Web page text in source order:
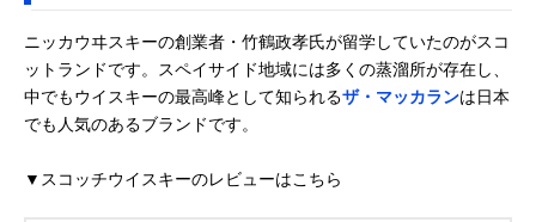
ニッカウヰスキーの創業者・竹鶴政孝氏が留学していたのがスコ
ットランドです。スペイサイド地域には多くの蒸溜所が存在し、
中でもウイスキーの最高峰として知られるザ・マッカランは日本
でも人気のあるブランドです。
▼スコッチウイスキーのレビューはこちら